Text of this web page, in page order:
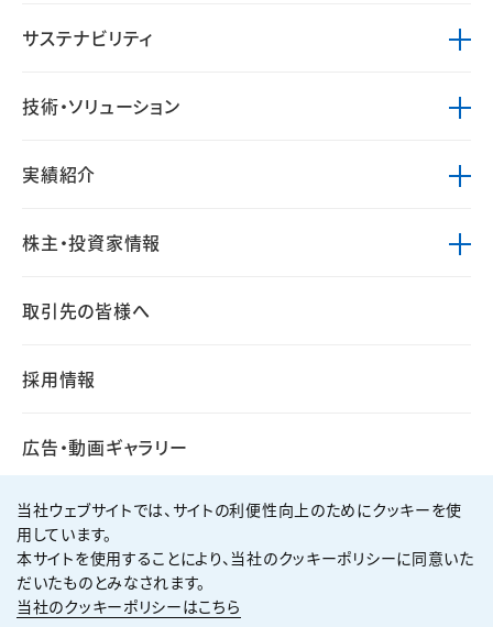
サステナビリティ
技術・ソリューション
実績紹介
株主・投資家情報
取引先の皆様へ
採用情報
広告・動画ギャラリー
個人情報保護方針
サイト利用規約
サイトマップ
当社ウェブサイトでは、サイトの利便性向上のためにクッキーを使
用しています。
本サイトを使用することにより、当社のクッキーポリシーに同意いた
だいたものとみなされます。
当社のクッキーポリシーはこちら